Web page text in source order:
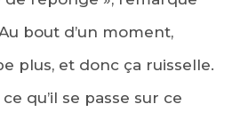
bout d’un moment,
plus, et donc ça ruisselle.
qu’il se passe sur ce